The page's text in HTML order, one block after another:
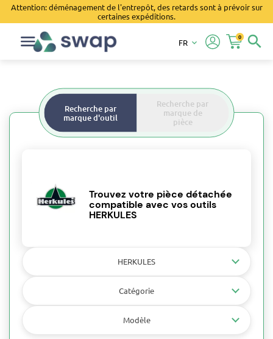
Attention: déménagement de l'entrepôt, des retards sont à prévoir sur
certaines expéditions.
search
0
FR keyboard_arrow_down
Recherche par
marque d'outil
Recherche par
marque de
pièce
Trouvez votre pièce détachée
compatible avec vos outils
HERKULES
HERKULES
Catégorie
Modèle